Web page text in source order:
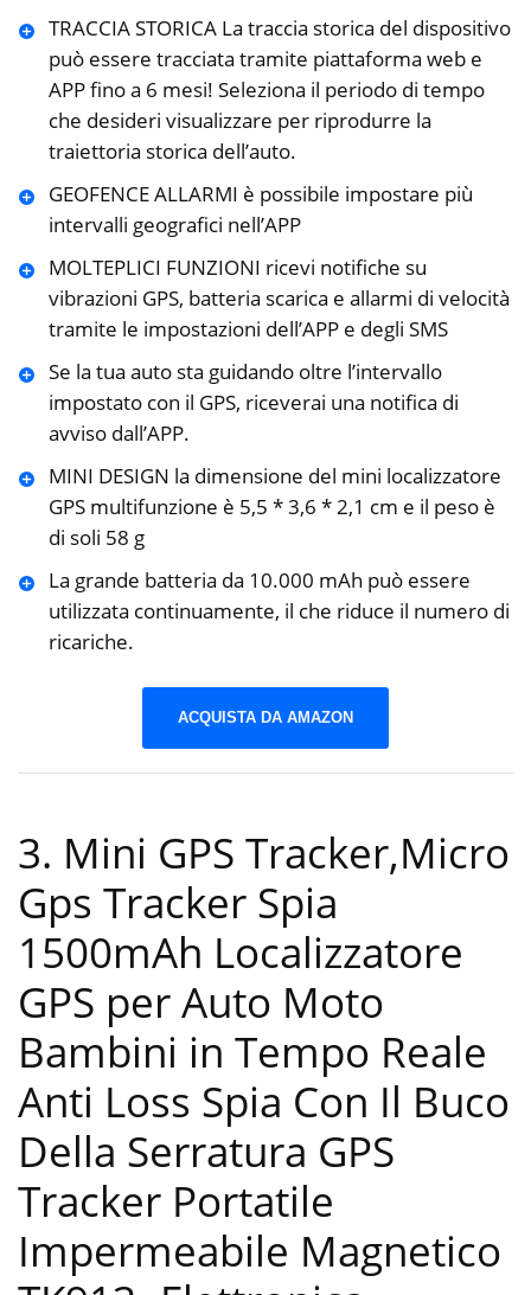
TRACCIA STORICA La traccia storica del dispositivo
può essere tracciata tramite piattaforma web e
APP fino a 6 mesi! Seleziona il periodo di tempo
che desideri visualizzare per riprodurre la
traiettoria storica dell’auto.
GEOFENCE ALLARMI è possibile impostare più
intervalli geografici nell’APP
MOLTEPLICI FUNZIONI ricevi notifiche su
vibrazioni GPS, batteria scarica e allarmi di velocità
tramite le impostazioni dell’APP e degli SMS
Se la tua auto sta guidando oltre l’intervallo
impostato con il GPS, riceverai una notifica di
avviso dall’APP.
MINI DESIGN la dimensione del mini localizzatore
GPS multifunzione è 5,5 * 3,6 * 2,1 cm e il peso è
di soli 58 g
La grande batteria da 10.000 mAh può essere
utilizzata continuamente, il che riduce il numero di
ricariche.
ACQUISTA DA AMAZON
3. Mini GPS Tracker,Micro
Gps Tracker Spia
1500mAh Localizzatore
GPS per Auto Moto
Bambini in Tempo Reale
Anti Loss Spia Con Il Buco
Della Serratura GPS
Tracker Portatile
Impermeabile Magnetico